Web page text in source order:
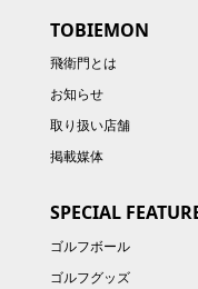
TOBIEMON
飛衛門とは
お知らせ
取り扱い店舗
掲載媒体
SPECIAL
ゴルフボール
ゴルフグッズ